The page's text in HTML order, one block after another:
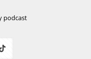
podcast